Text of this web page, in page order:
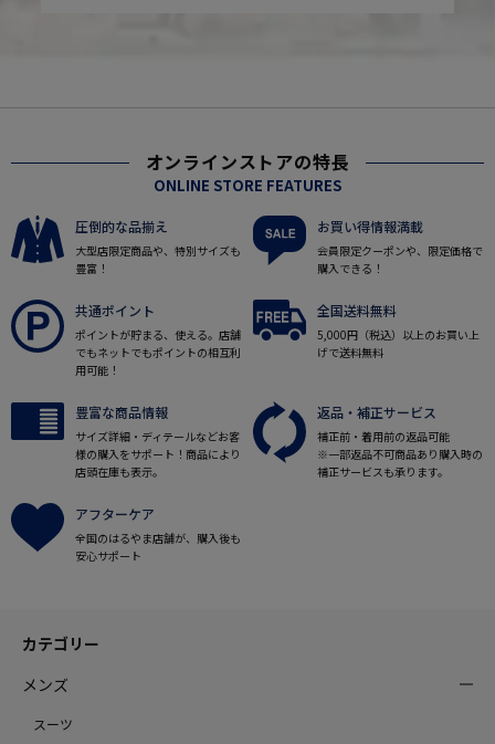
オンラインストアの特長
ONLINE STORE FEATURES
圧倒的な品揃え
大型店限定商品や、特別サイズも
豊富！
お買い得情報満載
会員限定クーポンや、限定価格で
購入できる！
共通ポイント
ポイントが貯まる、使える。店舗
でもネットでもポイントの相互利
用可能！
全国送料無料
5,000円（税込）以上のお買い上
げで送料無料
豊富な商品情報
サイズ詳細・ディテールなどお客
様の購入をサポート！商品により
店頭在庫も表示。
返品・補正サービス
補正前・着用前の返品可能
※一部返品不可商品あり購入時の
補正サービスも承ります。
アフターケア
全国のはるやま店舗が、購入後も
安心サポート
カテゴリー
メンズ
スーツ